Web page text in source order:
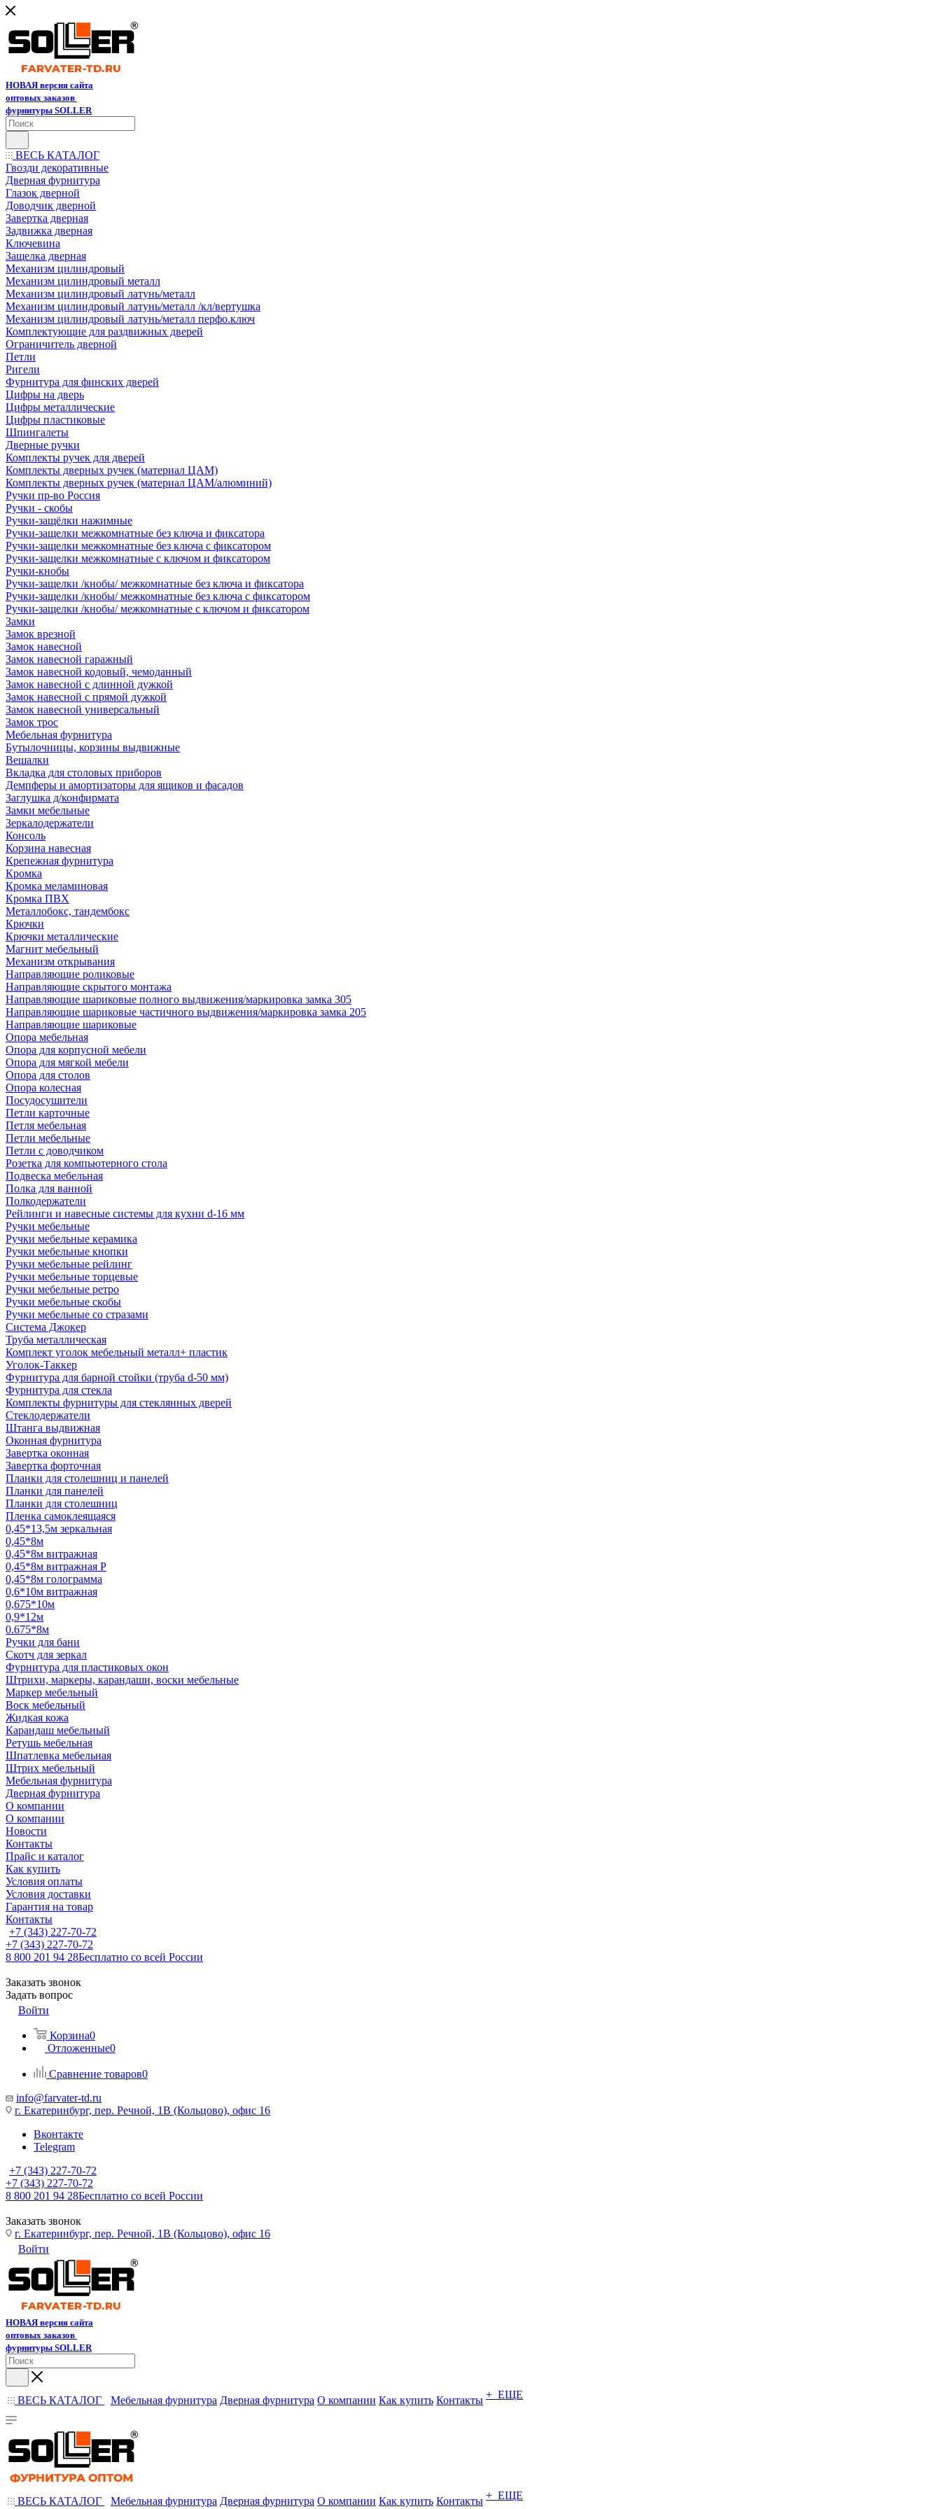
НОВАЯ версия сайта
оптовых заказов
фурнитуры SOLLER
ВЕСЬ КАТАЛОГ
Гвозди декоративные
Дверная фурнитура
Глазок дверной
Доводчик дверной
Завертка дверная
Задвижка дверная
Ключевина
Защелка дверная
Механизм цилиндровый
Механизм цилиндровый металл
Механизм цилиндровый латунь/металл
Механизм цилиндровый латунь/металл /кл/вертушка
Механизм цилиндровый латунь/металл перфо.ключ
Комплектующие для раздвижных дверей
Ограничитель дверной
Петли
Ригели
Фурнитура для финских дверей
Цифры на дверь
Цифры металлические
Цифры пластиковые
Шпингалеты
Дверные ручки
Комплекты ручек для дверей
Комплекты дверных ручек (материал ЦАМ)
Комплекты дверных ручек (материал ЦАМ/алюминий)
Ручки пр-во Россия
Ручки - скобы
Ручки-защёлки нажимные
Ручки-защелки межкомнатные без ключа и фиксатора
Ручки-защелки межкомнатные без ключа с фиксатором
Ручки-защелки межкомнатные с ключом и фиксатором
Ручки-кнобы
Ручки-защелки /кнобы/ межкомнатные без ключа и фиксатора
Ручки-защелки /кнобы/ межкомнатные без ключа с фиксатором
Ручки-защелки /кнобы/ межкомнатные с ключом и фиксатором
Замки
Замок врезной
Замок навесной
Замок навесной гаражный
Замок навесной кодовый, чемоданный
Замок навесной с длинной дужкой
Замок навесной с прямой дужкой
Замок навесной универсальный
Замок трос
Мебельная фурнитура
Бутылочницы, корзины выдвижные
Вешалки
Вкладка для столовых приборов
Демпферы и амортизаторы для ящиков и фасадов
Заглушка д/конфирмата
Замки мебельные
Зеркалодержатели
Консоль
Корзина навесная
Крепежная фурнитура
Кромка
Кромка меламиновая
Кромка ПВХ
Металлобокс, тандембокс
Крючки
Крючки металлические
Магнит мебельный
Механизм открывания
Направляющие роликовые
Направляющие скрытого монтажа
Направляющие шариковые полного выдвижения/маркировка замка 305
Направляющие шариковые частичного выдвижения/маркировка замка 205
Направляющие шариковые
Опора мебельная
Опора для корпусной мебели
Опора для мягкой мебели
Опора для столов
Опора колесная
Посудосушители
Петли карточные
Петля мебельная
Петли мебельные
Петли с доводчиком
Розетка для компьютерного стола
Подвеска мебельная
Полка для ванной
Полкодержатели
Рейлинги и навесные системы для кухни d-16 мм
Ручки мебельные
Ручки мебельные керамика
Ручки мебельные кнопки
Ручки мебельные рейлинг
Ручки мебельные торцевые
Ручки мебельные ретро
Ручки мебельные скобы
Ручки мебельные со стразами
Система Джокер
Труба металлическая
Комплект уголок мебельный металл+ пластик
Уголок-Таккер
Фурнитура для барной стойки (труба d-50 мм)
Фурнитура для стекла
Комплекты фурнитуры для стеклянных дверей
Стеклодержатели
Штанга выдвижная
Оконная фурнитура
Завертка оконная
Завертка форточная
Планки для столешниц и панелей
Планки для панелей
Планки для столешниц
Пленка самоклеящаяся
0,45*13,5м зеркальная
0,45*8м
0,45*8м витражная
0,45*8м витражная Р
0,45*8м голограмма
0,6*10м витражная
0,675*10м
0,9*12м
0.675*8м
Ручки для бани
Скотч для зеркал
Фурнитура для пластиковых окон
Штрихи, маркеры, карандаши, воски мебельные
Маркер мебельный
Воск мебельный
Жидкая кожа
Карандаш мебельный
Ретушь мебельная
Шпатлевка мебельная
Штрих мебельный
Мебельная фурнитура
Дверная фурнитура
О компании
О компании
Новости
Контакты
Прайс и каталог
Как купить
Условия оплаты
Условия доставки
Гарантия на товар
Контакты
+7 (343) 227-70-72
+7 (343) 227-70-72
8 800 201 94 28Бесплатно со всей России
Заказать звонок
Задать вопрос
Войти
Корзина0
Отложенные0
Сравнение товаров0
info@farvater-td.ru
г. Екатеринбург, пер. Речной, 1В (Кольцово), офис 16
Вконтакте
Telegram
+7 (343) 227-70-72
+7 (343) 227-70-72
8 800 201 94 28Бесплатно со всей России
Заказать звонок
г. Екатеринбург, пер. Речной, 1В (Кольцово), офис 16
Войти
НОВАЯ версия сайта
оптовых заказов
фурнитуры SOLLER
ВЕСЬ КАТАЛОГ Мебельная фурнитура Дверная фурнитура О компании Как купить Контакты + ЕЩЕ
ВЕСЬ КАТАЛОГ Мебельная фурнитура Дверная фурнитура О компании Как купить Контакты + ЕЩЕ